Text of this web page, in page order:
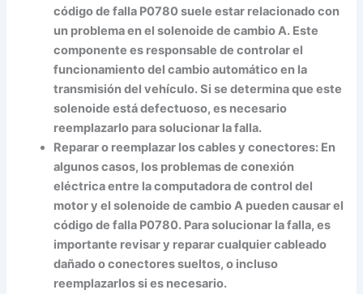
código de falla P0780 suele estar relacionado con
un problema en el solenoide de cambio A. Este
componente es responsable de controlar el
funcionamiento del cambio automático en la
transmisión del vehículo. Si se determina que este
solenoide está defectuoso, es necesario
reemplazarlo para solucionar la falla.
Reparar o reemplazar los cables y conectores: En
algunos casos, los problemas de conexión
eléctrica entre la computadora de control del
motor y el solenoide de cambio A pueden causar el
código de falla P0780. Para solucionar la falla, es
importante revisar y reparar cualquier cableado
dañado o conectores sueltos, o incluso
reemplazarlos si es necesario.